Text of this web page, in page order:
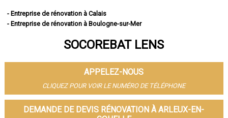
- Entreprise de rénovation à Calais
- Entreprise de rénovation à Boulogne-sur-Mer
- Entreprise de rénovation à Lens
- Entreprise de rénovation à Béthune
- Entreprise de rénovation à Hénin-Beaumont
- Entreprise de rénovation à Bruay-la-Buissière
- Entreprise de rénovation à Avion
- Entreprise de rénovation à Carvin
- Entreprise de rénovation à Berck
SOCOREBAT LENS
APPELEZ-NOUS
CLIQUEZ POUR VOIR LE NUMÉRO DE TÉLÉPHONE
DEMANDE DE DEVIS RÉNOVATION À ARLEUX-EN-